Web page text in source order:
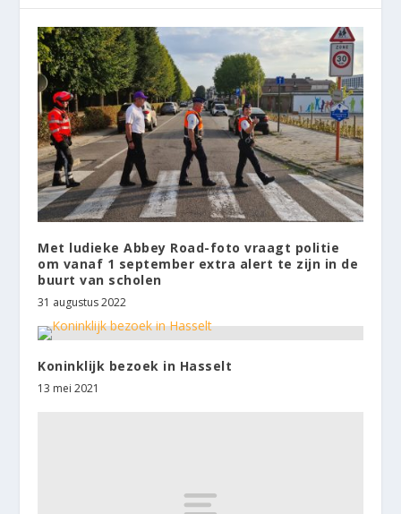
Met ludieke Abbey Road-foto vraagt politie
om vanaf 1 september extra alert te zijn in de
buurt van scholen
31 augustus 2022
Koninklijk bezoek in Hasselt
13 mei 2021